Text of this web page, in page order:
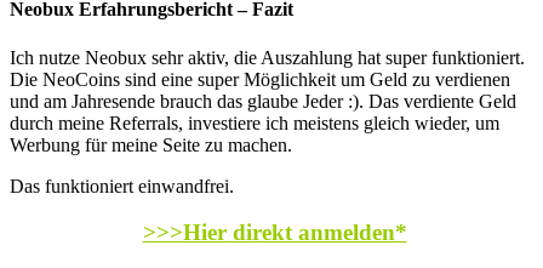
Neobux Erfahrungsbericht – Fazit
Ich nutze Neobux sehr aktiv, die Auszahlung hat super funktioniert.
Die NeoCoins sind eine super Möglichkeit um Geld zu verdienen
und am Jahresende brauch das glaube Jeder :). Das verdiente Geld
durch meine Referrals, investiere ich meistens gleich wieder, um
Werbung für meine Seite zu machen.
Das funktioniert einwandfrei.
>>>Hier direkt anmelden*